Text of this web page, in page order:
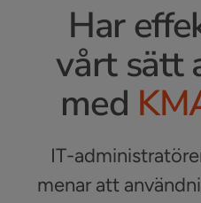
Har
vårt sätt
med
IT-
menar att